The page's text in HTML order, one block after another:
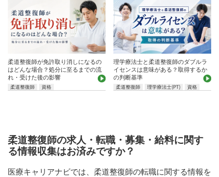
柔道整復師が免許取り消しになるの
はどんな場合？処分に至るまでの流
れ・受けた後の影響
柔道整復師 資格
理学療法士と柔道整復師のダブルラ
イセンスは意味がある？取得するか
の判断基準
柔道整復師 理学療法士(PT) 資格
柔道整復師の求人・転職・募集・給料に関す
る情報収集はお済みですか？
医療キャリアナビでは、柔道整復師の転職に関する情報を